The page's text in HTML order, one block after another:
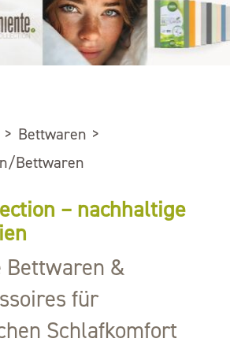
> Bettwaren >
Bettwaren
– nachhaltige
Bettwaren &
für
Schlafkomfort